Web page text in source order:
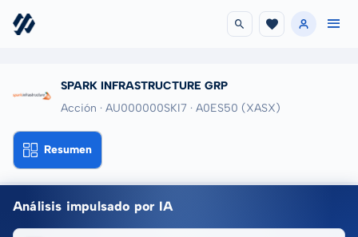
SPARK INFRASTRUCTURE GRP
Acción · AU000000SKI7 · A0ES50 (XASX)
Resumen
Análisis impulsado por IA